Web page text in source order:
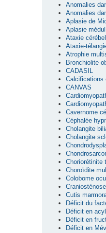
Anomalies
Anomalies
Aplasie de
Aplasie
Ataxie
Ataxie-
Atrophie
Bronchiolite
CADASIL
Calcifications
CANVAS
Cavernome
Céphalée
Cholangite
Cholangite
Choriorétinite
Choroïdite
Colobome
Cutis
Déficit du
Déficit en
Déficit en
Déficit en